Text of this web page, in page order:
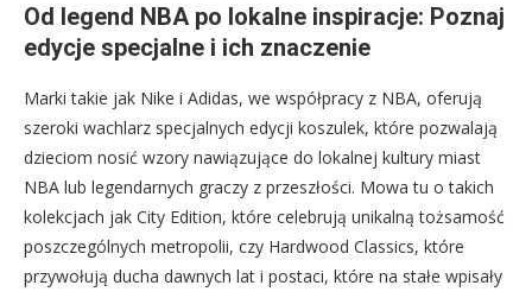
Od legend NBA po lokalne inspiracje: Poznaj
edycje specjalne i ich znaczenie
Marki takie jak Nike i Adidas, we współpracy z NBA, oferują
szeroki wachlarz specjalnych edycji koszulek, które pozwalają
dzieciom nosić wzory nawiązujące do lokalnej kultury miast
NBA lub legendarnych graczy z przeszłości. Mowa tu o takich
kolekcjach jak City Edition, które celebrują unikalną tożsamość
poszczególnych metropolii, czy Hardwood Classics, które
przywołują ducha dawnych lat i postaci, które na stałe wpisały